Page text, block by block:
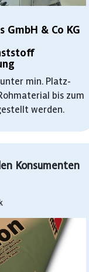
& Co KG
min. Platz-
bis zum
werden.
Konsumenten